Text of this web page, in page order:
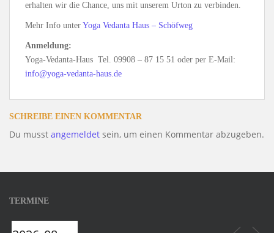
erhalten wir die Chance, uns mit unserem Urton zu verbinden.
Mehr Info unter Yoga Vedanta Haus – Schöfweg
Anmeldung:
Yoga-Vedanta-Haus Tel. 09908 – 87 15 51 oder per E-Mail:
info@yoga-vedanta-haus.de
SCHREIBE EINEN KOMMENTAR
Du musst angemeldet sein, um einen Kommentar abzugeben.
TERMINE